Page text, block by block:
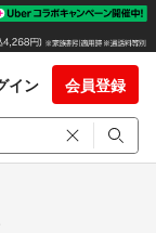
イン 会員登録